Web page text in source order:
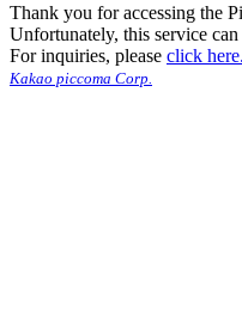
Thank you for accessing the
Unfortunately, this service
For inquiries, please click here.
Kakao piccoma Corp.